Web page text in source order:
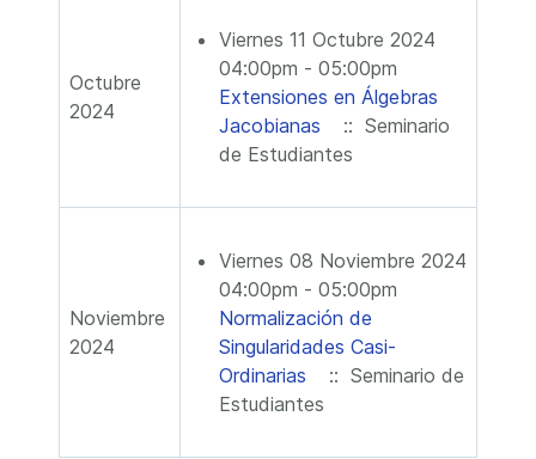
Octubre
2024
Viernes 11 Octubre 2024
04:00pm - 05:00pm
Extensiones en Álgebras
Jacobianas
:: Seminario
de Estudiantes
Noviembre
2024
Viernes 08 Noviembre 2024
04:00pm - 05:00pm
Normalización de
Singularidades Casi-
Ordinarias
:: Seminario de
Estudiantes